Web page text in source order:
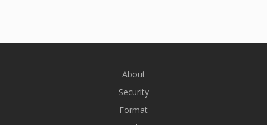
About
Security
Format